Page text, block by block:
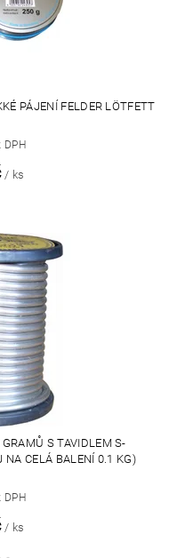
PÁJENÍ FELDER LÖTFETT
DPH
/ ks
S TAVIDLEM S-
CELÁ BALENÍ 0.1 KG)
DPH
/ ks